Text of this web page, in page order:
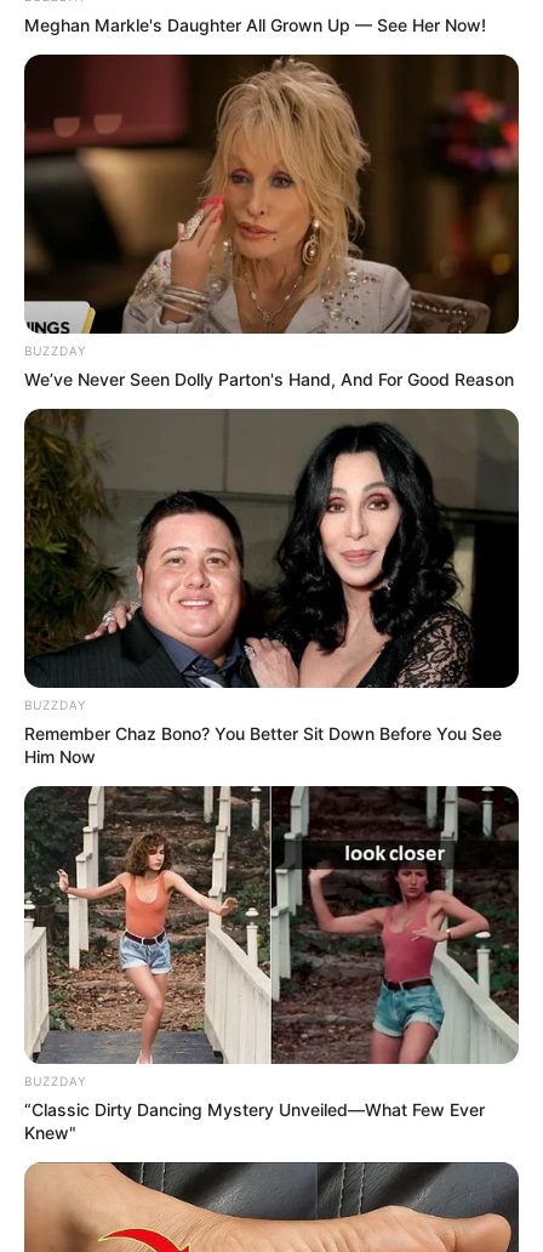
Meghan Markle's Daughter All Grown Up — See Her Now!
BUZZDAY
We’ve Never Seen Dolly Parton's Hand, And For Good Reason
BUZZDAY
Remember Chaz Bono? You Better Sit Down Before You See
Him Now
BUZZDAY
“Classic Dirty Dancing Mystery Unveiled—What Few Ever
Knew"